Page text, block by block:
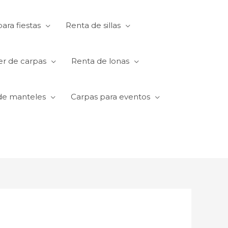
fiestas Renta de sillas
de carpas Renta de lonas
manteles Carpas para eventos